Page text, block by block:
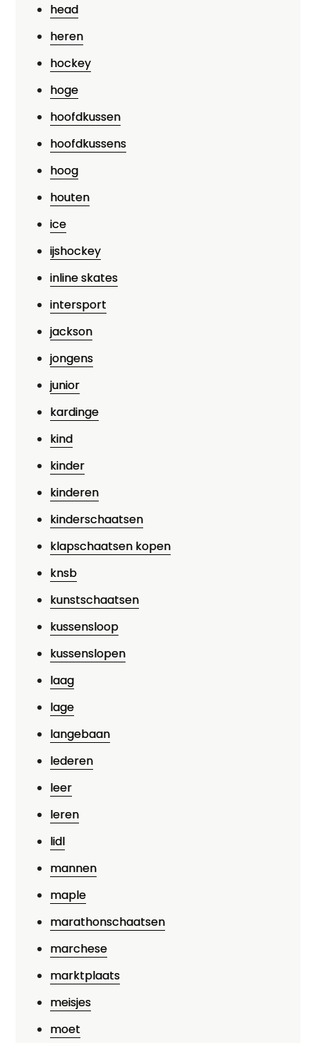
head
heren
hockey
hoge
hoofdkussen
hoofdkussens
hoog
houten
ice
ijshockey
inline skates
intersport
jackson
jongens
junior
kardinge
kind
kinder
kinderen
kinderschaatsen
klapschaatsen kopen
knsb
kunstschaatsen
kussensloop
kussenslopen
laag
lage
langebaan
lederen
leer
leren
lidl
mannen
maple
marathonschaatsen
marchese
marktplaats
meisjes
moet